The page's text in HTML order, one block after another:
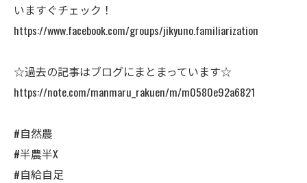
いますぐチェック！
https://www.facebook.com/groups/jikyuno.familiarization
☆過去の記事はブログにまとまっています☆
https://note.com/manmaru_rakuen/m/m0580e92a6821
#自然農
#半農半X
#自給自足